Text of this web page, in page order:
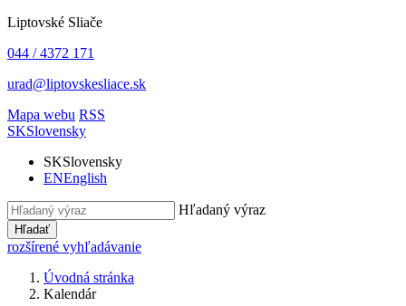
Liptovské Sliače
044 / 4372 171
urad@liptovskesliace.sk
Mapa webu RSS
SKSlovensky
SKSlovensky
ENEnglish
Hľadaný výraz
Hľadať
rozšírené vyhľadávanie
Úvodná stránka
Kalendár